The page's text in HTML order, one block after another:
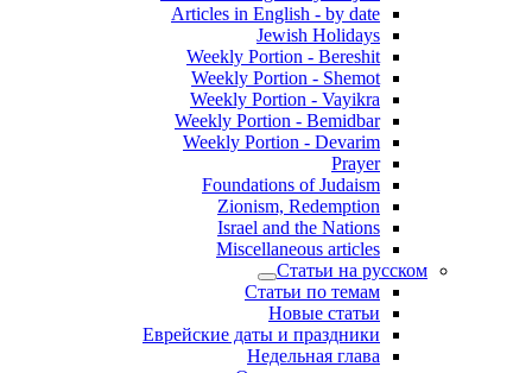
Articles in English - by date
Jewish Holidays
Weekly Portion - Bereshit
Weekly Portion - Shemot
Weekly Portion - Vayikra
Weekly Portion - Bemidbar
Weekly Portion - Devarim
Prayer
Foundations of Judaism
Zionism, Redemption
Israel and the Nations
Miscellaneous articles
Статьи на русском
Статьи по темам
Новые статьи
Еврейские даты и праздники
Недельная глава